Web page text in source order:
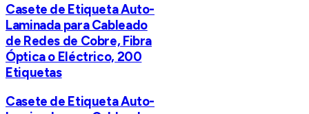
Casete de Etiqueta Auto-
Laminada para Cableado
de Redes de Cobre, Fibra
Óptica o Eléctrico, 200
Etiquetas
Casete de Etiqueta Auto-